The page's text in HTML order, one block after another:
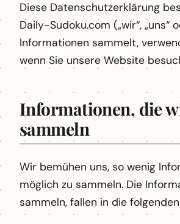
Diese Datenschutzerklärung
Daily-Sudoku.com („wir“, „uns“
Informationen sammelt,
wenn Sie unsere Website
Informationen, die
sammeln
Wir bemühen uns, so wenig
möglich zu sammeln. Die
sammeln, fallen in die